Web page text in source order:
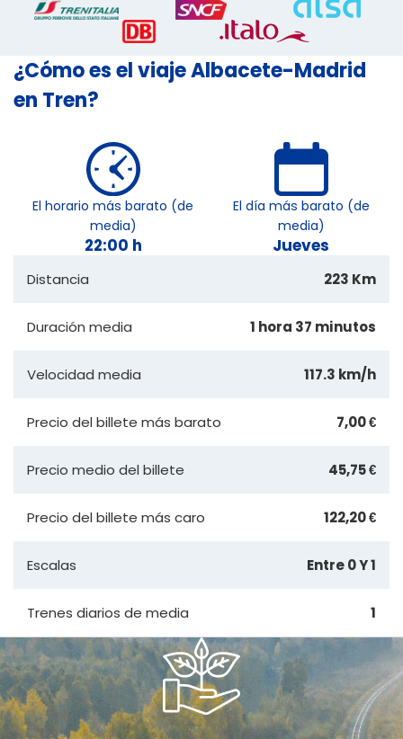
¿Cómo es el viaje Albacete-Madrid
en Tren?
El horario más barato (de
media)
22:00 h
El día más barato (de
media)
Jueves
Distancia 223 Km
Duración media 1 hora 37 minutos
Velocidad media 117.3 km/h
Precio del billete más barato 7,00 €
Precio medio del billete 45,75 €
Precio del billete más caro 122,20 €
Escalas Entre 0 Y 1
Trenes diarios de media 1